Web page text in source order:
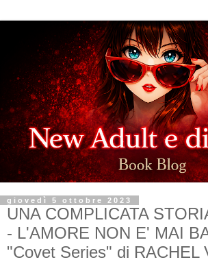
giovedì 5 ottobre 2023
UNA COMPLICATA
- L'AMORE NON E' MAI
"Covet Series" di RACHEL